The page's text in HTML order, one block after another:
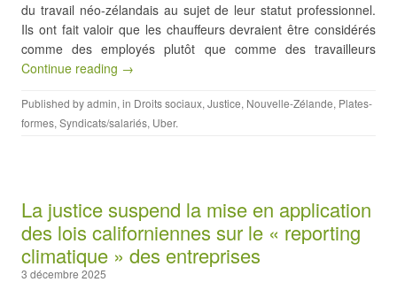
du travail néo-zélandais au sujet de leur statut professionnel.
Ils ont fait valoir que les chauffeurs devraient être considérés
comme des employés plutôt que comme des travailleurs
Continue reading →
Published byadmin, in Droits sociaux, Justice, Nouvelle-Zélande, Plates-
formes, Syndicats/salariés, Uber.
La justice suspend la mise en application
des lois californiennes sur le « reporting
climatique » des entreprises
3 décembre 2025